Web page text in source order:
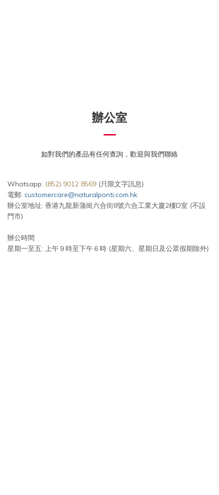
辦公室
如對我們的產品有任何查詢，歡迎與我們聯絡
Whatsapp: (852) 9012 8569 (只限文字訊息)
電郵: customercare@naturalponti.com.hk
辦公室地址: 香港九龍新蒲崗六合街8號六合工業大廈2樓D室 (不設
門市)
辦公時間
星期一至五: 上午９時至下午６時 (星期六、星期日及公眾假期除外)